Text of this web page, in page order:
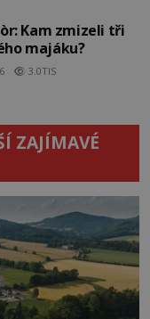
Kam zmizeli tři
majáku?
3.0TIS
ZAJÍMAVÉ